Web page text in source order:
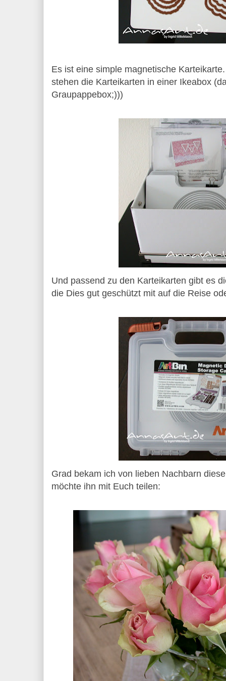
Es ist eine simple magnetische
stehen die Karteikarten in einer Ikeabox
Graupappebox;)))
Und passend zu den Karteikarten gibt es
die Dies gut geschützt mit auf die Reise
Grad bekam ich von lieben Nachbarn
möchte ihn mit Euch teilen: